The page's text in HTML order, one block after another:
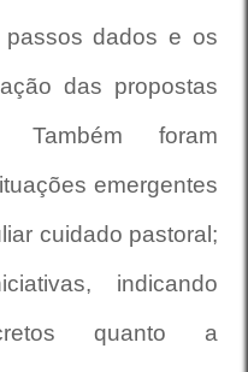
passos dados e os
das propostas
foram
emergentes
cuidado pastoral;
indicando
quanto a